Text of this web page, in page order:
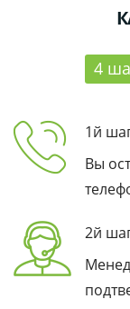
4
1й
Вы
2й